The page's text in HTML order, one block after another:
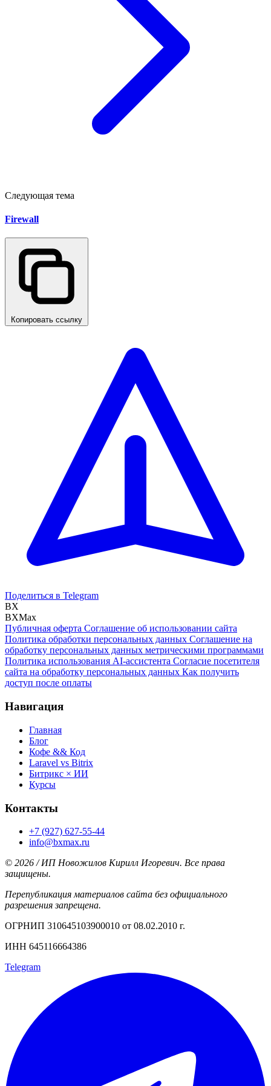
Следующая тема
Firewall
Копировать ссылку
Поделиться в Telegram
BX
BXMax
Публичная оферта Соглашение об использовании сайта
Политика обработки персональных данных Соглашение на
обработку персональных данных метрическими программами
Политика использования AI-ассистента Согласие посетителя
сайта на обработку персональных данных Как получить
доступ после оплаты
Навигация
Главная
Блог
Кофе && Код
Laravel vs Bitrix
Битрикс × ИИ
Курсы
Контакты
+7 (927) 627-55-44
info@bxmax.ru
© 2026 / ИП Новожилов Кирилл Игоревич. Все права
защищены.
Перепубликация материалов сайта без официального
разрешения запрещена.
ОГРНИП 310645103900010 от 08.02.2010 г.
ИНН 645116664386
Telegram